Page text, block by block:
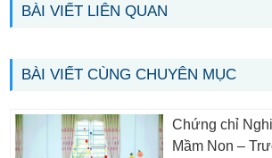
BÀI VIẾT LIÊN QUAN
BÀI VIẾT CÙNG CHUYÊN MỤC
Chứng chỉ
Mầm Non –